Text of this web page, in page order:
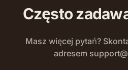
Często
Masz więcej pytań?
adresem